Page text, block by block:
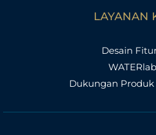
LAYANAN
Desain
Dukungan Produk